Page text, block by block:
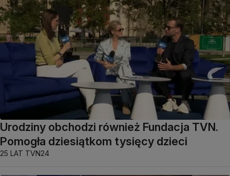
Urodziny obchodzi również Fundacja TVN.
Pomogła dziesiątkom tysięcy dzieci
25 LAT TVN24